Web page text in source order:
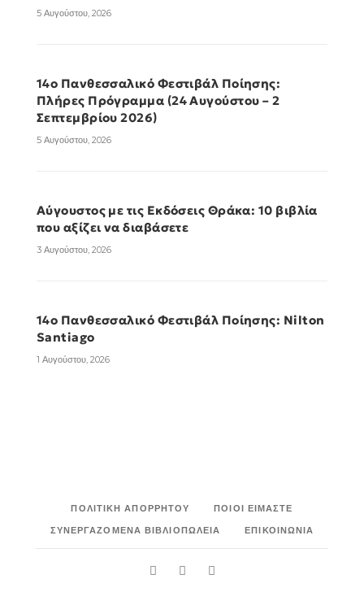
5 Αυγούστου, 2026
14ο Πανθεσσαλικό Φεστιβάλ Ποίησης:
Πλήρες Πρόγραμμα (24 Αυγούστου – 2
Σεπτεμβρίου 2026)
5 Αυγούστου, 2026
Αύγουστος με τις Εκδόσεις Θράκα: 10 βιβλία
που αξίζει να διαβάσετε
3 Αυγούστου, 2026
14ο Πανθεσσαλικό Φεστιβάλ Ποίησης: Nilton
Santiago
1 Αυγούστου, 2026
ΠΟΛΙΤΙΚΉ ΑΠΟΡΡΉΤΟΥ
ΠΟΙΟΙ ΕΊΜΑΣΤΕ
ΣΥΝΕΡΓΑΖΌΜΕΝΑ ΒΙΒΛΙΟΠΩΛΕΊΑ
ΕΠΙΚΟΙΝΩΝΊΑ